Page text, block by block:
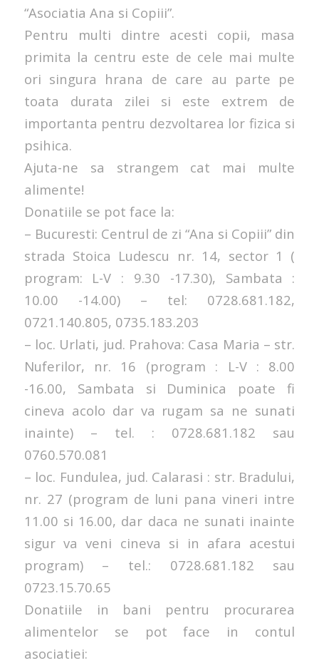
“Asociatia Ana si Copiii”.
Pentru multi dintre acesti copii, masa
primita la centru este de cele mai multe
ori singura hrana de care au parte pe
toata durata zilei si este extrem de
importanta pentru dezvoltarea lor fizica si
psihica.
Ajuta-ne sa strangem cat mai multe
alimente!
Donatiile se pot face la:
– Bucuresti: Centrul de zi “Ana si Copiii” din
strada Stoica Ludescu nr. 14, sector 1 (
program: L-V : 9.30 -17.30), Sambata :
10.00 -14.00) – tel: 0728.681.182,
0721.140.805, 0735.183.203
– loc. Urlati, jud. Prahova: Casa Maria – str.
Nuferilor, nr. 16 (program : L-V : 8.00
-16.00, Sambata si Duminica poate fi
cineva acolo dar va rugam sa ne sunati
inainte) – tel. : 0728.681.182 sau
0760.570.081
– loc. Fundulea, jud. Calarasi : str. Bradului,
nr. 27 (program de luni pana vineri intre
11.00 si 16.00, dar daca ne sunati inainte
sigur va veni cineva si in afara acestui
program) – tel.: 0728.681.182 sau
0723.15.70.65
Donatiile in bani pentru procurarea
alimentelor se pot face in contul
asociatiei: